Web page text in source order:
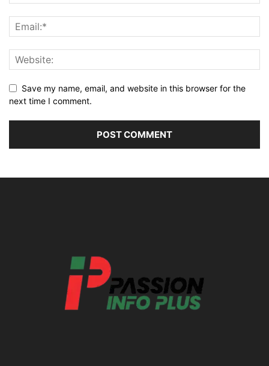
Save my name, email, and website in this browser for the
next time I comment.